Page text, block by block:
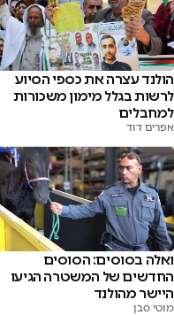
הולנד עצרה את כספי הסיוע
לרשות בגלל מימון משכורות
למחבלים
אפרים דוד
ואלה בסוסים: הסוסים
החדשים של המשטרה הגיעו
היישר מהולנד
מוטי סבן